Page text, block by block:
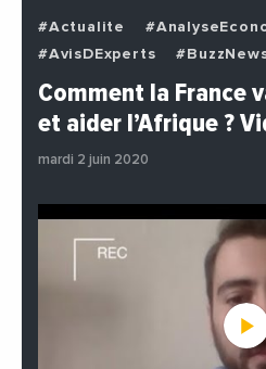
#Actualite
#AvisDExperts
#EchangesMediterraneens
#Politique
Comment la France
et aider l’Afrique ?
mardi 2 juin 2020